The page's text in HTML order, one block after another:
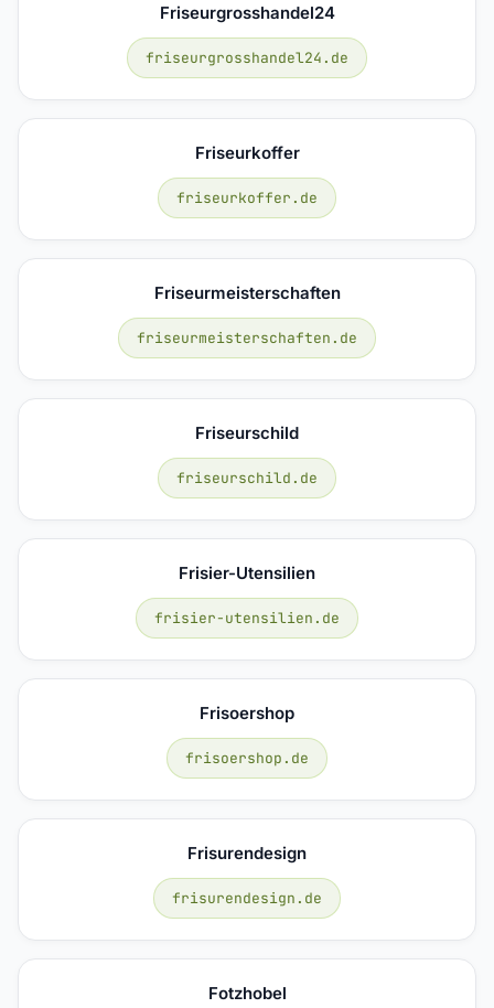
Friseurgrosshandel24
friseurgrosshandel24.de
Friseurkoffer
friseurkoffer.de
Friseurmeisterschaften
friseurmeisterschaften.de
Friseurschild
friseurschild.de
Frisier-Utensilien
frisier-utensilien.de
Frisoershop
frisoershop.de
Frisurendesign
frisurendesign.de
Fotzhobel